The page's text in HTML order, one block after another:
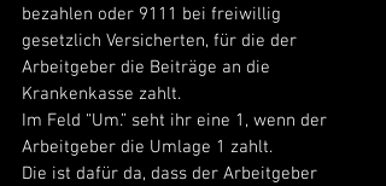
bezahlen oder 9111 bei freiwillig
gesetzlich Versicherten, für die der
Arbeitgeber die Beiträge an die
Krankenkasse zahlt.
Im Feld “Um.” seht ihr eine 1, wenn der
Arbeitgeber die Umlage 1 zahlt.
Die ist dafür da, dass der Arbeitgeber